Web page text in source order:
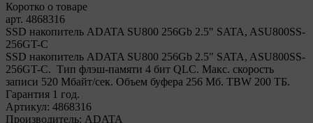
Коротко о товаре
арт. 4868316
SSD накопитель ADATA SU800 256Gb 2.5" SATA, ASU800SS-
256GT-C
SSD накопитель ADATA SU800 256Gb 2.5" SATA, ASU800SS-
256GT-C. Тип флэш-памяти 4 бит QLC. Макс. скорость
записи 520 Мбайт/сек. Объем буфера 256 Мб. TBW 200 ТБ.
Гарантия 1 год.
Артикул: 4868316
Производитель: ADATA